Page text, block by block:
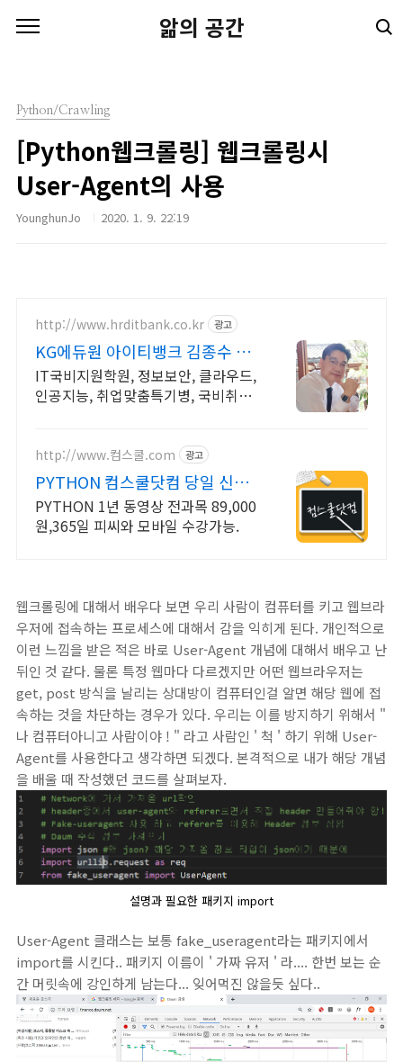
앎의 공간
Python/Crawling
[Python웹크롤링] 웹크롤링시
User-Agent의 사용
YounghunJo 2020. 1. 9. 22:19
http://www.hrditbank.co.kr 광고
KG에듀원 아이티뱅크 김종수 27
년경력전문가 IT취업상담
IT국비지원학원, 정보보안, 클라우드,
인공지능, 취업맞춤특기병, 국비취업
http://www.컴스쿨.com 광고
PYTHON 컴스쿨닷컴 당일 신청
&결제시 기프티콘!
PYTHON 1년 동영상 전과목 89,000
원,365일 피씨와 모바일 수강가능.
웹크롤링에 대해서 배우다 보면 우리 사람이 컴퓨터를 키고 웹브라
우저에 접속하는 프로세스에 대해서 감을 익히게 된다. 개인적으로
이런 느낌을 받은 적은 바로 User-Agent 개념에 대해서 배우고 난
뒤인 것 같다. 물론 특정 웹마다 다르겠지만 어떤 웹브라우저는
get, post 방식을 날리는 상대방이 컴퓨터인걸 알면 해당 웹에 접
속하는 것을 차단하는 경우가 있다. 우리는 이를 방지하기 위해서 "
나 컴퓨터아니고 사람이야 ! " 라고 사람인 ' 척 ' 하기 위해 User-
Agent를 사용한다고 생각하면 되겠다. 본격적으로 내가 해당 개념
을 배울 때 작성했던 코드를 살펴보자.
설명과 필요한 패키지 import
User-Agent 클래스는 보통 fake_useragent라는 패키지에서
import를 시킨다.. 패키지 이름이 ' 가짜 유저 ' 라.... 한번 보는 순
간 머릿속에 강인하게 남는다... 잊어먹진 않을듯 싶다..